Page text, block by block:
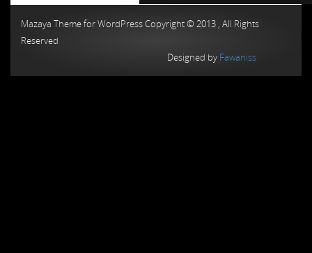
Mazaya Theme for WordPress Copyright © 2013 , All Rights
Reserved
Designed by Fawaniss